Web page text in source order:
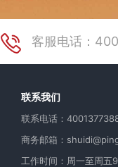
客服电话：
联系我们
联系电话：
商务邮箱：
工作时间：周一至周